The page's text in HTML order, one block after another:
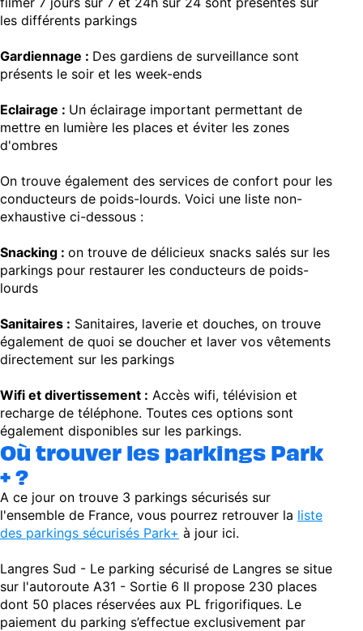
les différents parkings
Gardiennage : Des gardiens de surveillance sont
présents le soir et les week-ends
Eclairage : Un éclairage important permettant de
mettre en lumière les places et éviter les zones
d'ombres
On trouve également des services de confort pour les
conducteurs de poids-lourds. Voici une liste non-
exhaustive ci-dessous :
Snacking : on trouve de délicieux snacks salés sur les
parkings pour restaurer les conducteurs de poids-
lourds
Sanitaires : Sanitaires, laverie et douches, on trouve
également de quoi se doucher et laver vos vêtements
directement sur les parkings
Wifi et divertissement : Accès wifi, télévision et
recharge de téléphone. Toutes ces options sont
également disponibles sur les parkings.
Où trouver les parkings Park
+ ?
A ce jour on trouve 3 parkings sécurisés sur
l'ensemble de France, vous pourrez retrouver la liste
des parkings sécurisés Park+ à jour ici.
Langres Sud - Le parking sécurisé de Langres se situe
sur l'autoroute A31 - Sortie 6 Il propose 230 places
dont 50 places réservées aux PL frigorifiques. Le
paiement du parking s’effectue exclusivement par